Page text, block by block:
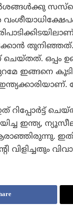
തുനിഞ്ഞത്‌.
ഒപ്പം
ഇങ്ങനെ
റിപ്പോര്‍ട്ട്‌
ഇന്ത്യ,
വിളിച്ചതും